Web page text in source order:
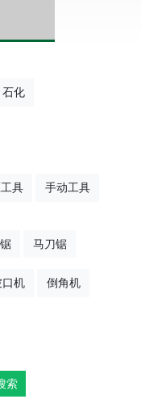
石化
具 手动工具
马刀锯
口机 倒角机
索